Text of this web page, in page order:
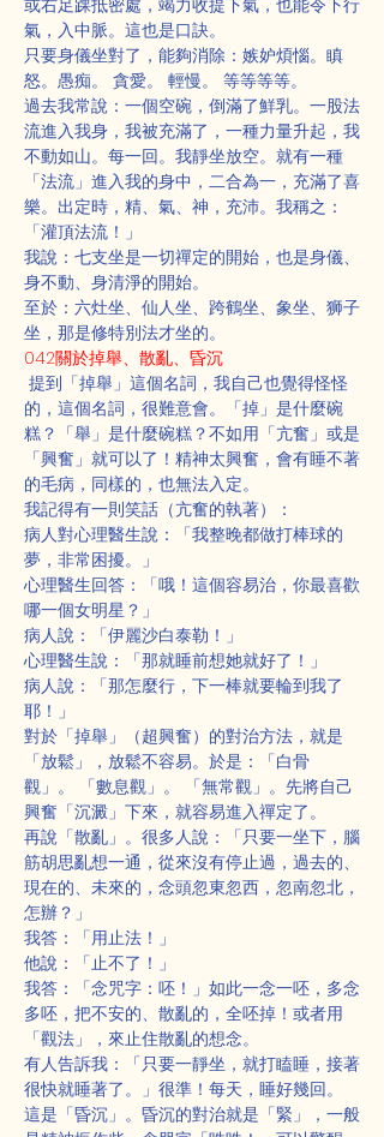
或右足踝抵密處，竭力收提下氣，也能令下行
氣，入中脈。這也是口訣。
只要身儀坐對了，能夠消除：嫉妒煩惱。瞋
怒。愚痴。 貪愛。 輕慢。 等等等等。
過去我常說：一個空碗，倒滿了鮮乳。一股法
流進入我身，我被充滿了，一種力量升起，我
不動如山。每一回。我靜坐放空。就有一種
「法流」進入我的身中，二合為一，充滿了喜
樂。出定時，精、氣、神，充沛。我稱之：
「灌頂法流！」
我說：七支坐是一切禪定的開始，也是身儀、
身不動、身清淨的開始。
至於：六灶坐、仙人坐、跨鶴坐、象坐、狮子
坐，那是修特別法才坐的。
042關於掉舉、散亂、昏沉
提到「掉舉」這個名詞，我自己也覺得怪怪
的，這個名詞，很難意會。「掉」是什麼碗
糕？「舉」是什麼碗糕？不如用「亢奮」或是
「興奮」就可以了！精神太興奮，會有睡不著
的毛病，同樣的，也無法入定。
我記得有一則笑話（亢奮的執著）：
病人對心理醫生說：「我整晚都做打棒球的
夢，非常困擾。」
心理醫生回答：「哦！這個容易治，你最喜歡
哪一個女明星？」
病人說：「伊麗沙白泰勒！」
心理醫生說：「那就睡前想她就好了！」
病人說：「那怎麼行，下一棒就要輪到我了
耶！」
對於「掉舉」（超興奮）的對治方法，就是
「放鬆」，放鬆不容易。於是：「白骨
觀」。 「數息觀」。 「無常觀」。先將自己
興奮「沉澱」下來，就容易進入禪定了。
再說「散亂」。很多人說：「只要一坐下，腦
筋胡思亂想一通，從來沒有停止過，過去的、
現在的、未來的，念頭忽東忽西，忽南忽北，
怎辦？」
我答：「用止法！」
他說：「止不了！」
我答：「念咒字：呸！」如此一念一呸，多念
多呸，把不安的、散亂的，全呸掉！或者用
「觀法」，來止住散亂的想念。
有人告訴我：「只要一靜坐，就打瞌睡，接著
很快就睡著了。」很準！每天，睡好幾回。
這是「昏沉」。昏沉的對治就是「緊」，一般